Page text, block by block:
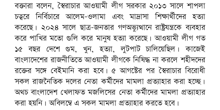
বক্তারা বলেন, স্বৈরাচার আওয়ামী লীগ সরকার ২০১৩ সালে শাপলা
চত্বরে নির্বিচারে আলেম-ওলামা এবং মাদ্রাসা শিক্ষার্থীদের হত্যা
করেছে। ২০২৪ সালে ছাত্র-জনতার গণঅভ্যুত্থানে রাষ্ট্রযন্ত্রকে ব্যবহার
করে পাখির মতো গুলি করে মানুষ হত্যা করেছে। আওয়ামী লীগ গত
১৫ বছর দেশে গুম, খুন, হত্যা, লুটপাট চালিয়েছিল। কাজেই
বাংলাদেশের রাজনীতিতে আওয়ামী লীগকে নিষিদ্ধ না করলে শহীদদের
রক্তের সঙ্গে বেইমানি করা হবে। ৫ আগস্টের পর স্বৈরাচার বিরোধী
সকল রাজনৈতিক দলের নেতা কর্মীদের মামলা প্রত্যাহার করা হচ্ছে।
অথচ বাংলাদেশ খেলাফত মজলিসের নেতা কর্মীদের মামলা প্রত্যাহার
করা হয়নি। অবিলম্বে এ সকল মামলা প্রত্যাহার করতে হবে।